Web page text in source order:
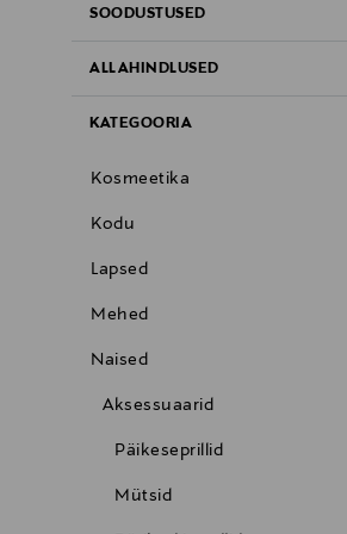
SOODUSTUSED
ALLAHINDLUSED
KATEGOORIA
Kosmeetika
Kodu
Lapsed
Mehed
Naised
Aksessuaarid
Päikeseprillid
Mütsid